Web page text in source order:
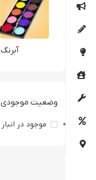
آبرنگ
وضعیت موجودی
موجود در انبار